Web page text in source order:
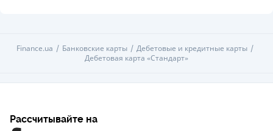
Finance.ua Банковские карты
Дебетовые и кредитные карты
Дебетовая карта «Стандарт»
Рассчитывайте на